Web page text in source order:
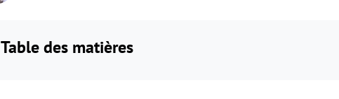
Table des matières